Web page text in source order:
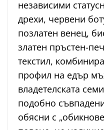
независими
дрехи, червени
позлатен венец,
златен пръстен-
текстил,
профил на едър
владетелската
подобно
обясни с